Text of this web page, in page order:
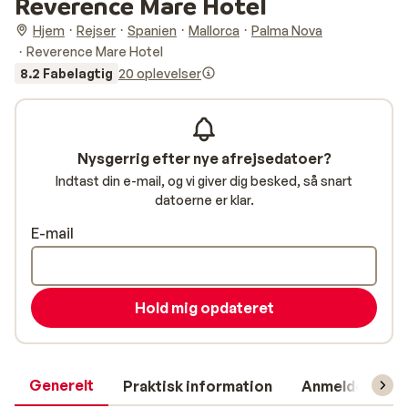
Hjem Rejser Spanien Mallorca
Palma Nova
Reverence Mare Hotel
8.2 Fabelagtig 20 oplevelser
Generelt Praktisk information Anmeldelser
Nysgerrig efter nye afrejsedatoer?
Indtast din e-mail, og vi giver dig besked, så snart
datoerne er klar.
E-mail
Hold mig opdateret